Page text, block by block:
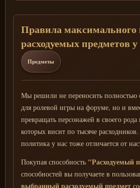
Правила максимального
расходуемых предметов
Предметы
Мы решили не переносить полностью
для ролевой игры на форуме, но и
превращать персонажей в своего
которых висит по тысяче
политика у нас тоже отличается от
Покупая способность "Расходуемый
способностей вы получаете в
выбранный расходуемый предмет